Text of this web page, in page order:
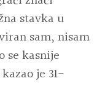
stavka u
sam, nisam
se kasnije
je 31-